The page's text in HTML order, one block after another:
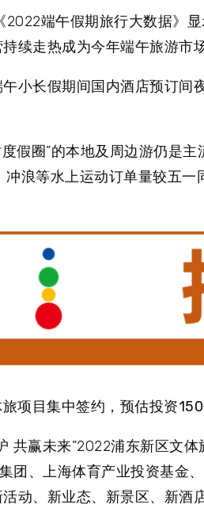
端午假期旅行大数据》显
续走热成为今年端午旅游市
小长假期间国内酒店预订间
假圈”的本地及周边游仍是
冲浪等水上运动订单量较五
项目集中签约，预估投资
共赢未来”2022浦东新区文体
团、上海体育产业投资基金
活动、新业态、新景区、新酒